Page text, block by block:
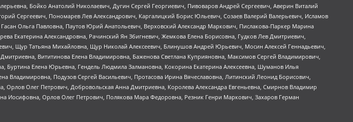
Бойко Анатолий Николаевич, Дугин Сергей Георгиевич, Пивоваров Андрей Сергеевич, Аверин Виталий
Сергеевич, Пономарев Лев Александрович, Каргалицкий Борис Юльевич, Созаев Валерий Валерьевич, Исламов
Ольга Павловна, Паутов Юрий Анатольевич, Верховский Александр Маркович, Пислакова-Паркер Марина
Екатерина Александровна, Рачинский Ян Збигневич, Жемкова Елена Борисовна, Гудков Лев Дмитриевич,
Щур Татьяна Михайловна, Щур Николай Алексеевич, Блинушов Андрей Юрьевич, Мосин Алексей Геннадьевич,
Вититинова Елена Владимировна, Баженова Светлана Куприяновна, Максимов Сергей Владимирович,
Буртина Елена Юрьевна, Гендель Людмила Залмановна, Кокорина Екатерина Алексеевна, Шуманов Илья
Подузов Сергей Васильевич, Протасова Ирина Вячеславовна, Литинский Леонид Борисович,
Олег Петрович, Добровольская Анна Дмитриевна, Королева Александра Евгеньевна, Смирнов Владимир
Иосифовна, Орлов Олег Петрович, Полякова Мара Федоровна, Резник Генри Маркович, Захаров Герман